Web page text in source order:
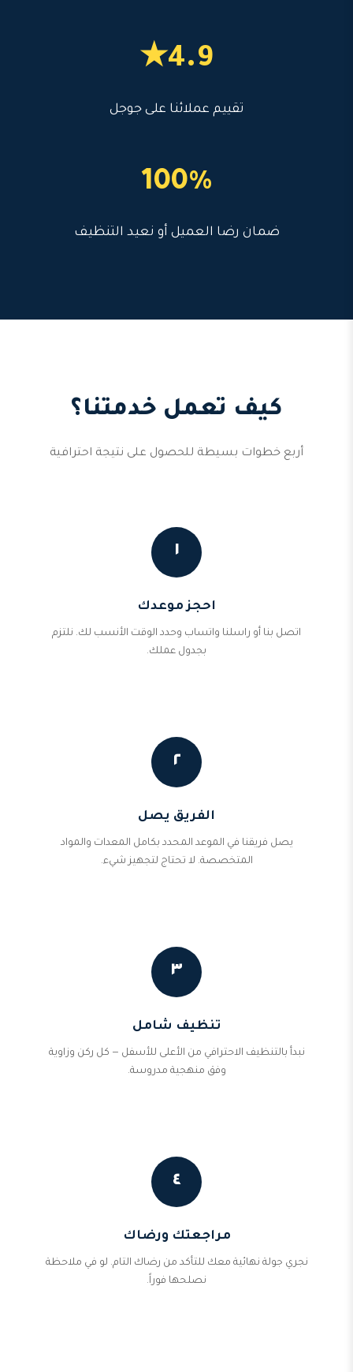
4.9★
تقييم عملائنا على جوجل
100%
ضمان رضا العميل أو نعيد التنظيف
كيف تعمل خدمتنا؟
أربع خطوات بسيطة للحصول على نتيجة احترافية
١
احجز موعدك
اتصل بنا أو راسلنا واتساب وحدد الوقت الأنسب لك. نلتزم
بجدول عملك.
٢
الفريق يصل
يصل فريقنا في الموعد المحدد بكامل المعدات والمواد
المتخصصة. لا تحتاج لتجهيز شيء.
٣
تنظيف شامل
نبدأ بالتنظيف الاحترافي من الأعلى للأسفل — كل ركن وزاوية
وفق منهجية مدروسة.
٤
مراجعتك ورضاك
نجري جولة نهائية معك للتأكد من رضاك التام. لو في ملاحظة
نصلحها فوراً.